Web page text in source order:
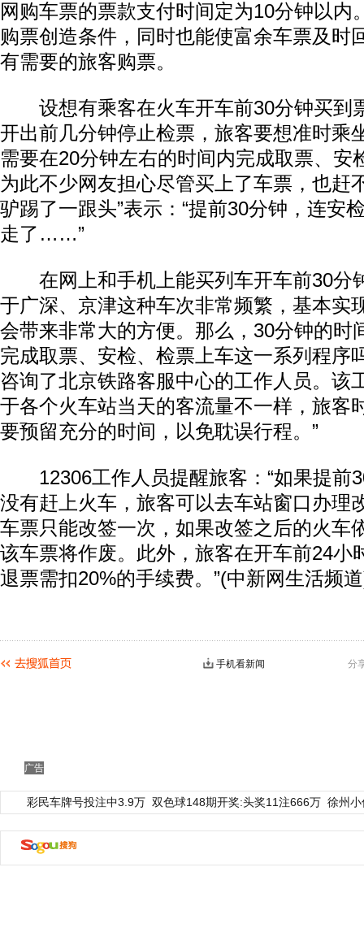
网购车票的票款支付时间定为10分钟以内
购票创造条件，同时也能使富余车票及时
有需要的旅客购票。
设想有乘客在火车开车前30分钟买到
开出前几分钟停止检票，旅客要想准时乘
需要在20分钟左右的时间内完成取票、安
为此不少网友担心尽管买上了车票，也赶
驴踢了一跟头”表示：“提前30分钟，连安
走了……”
在网上和手机上能买列车开车前30分
于广深、京津这种车次非常频繁，基本实
会带来非常大的方便。那么，30分钟的时
完成取票、安检、检票上车这一系列程序
咨询了北京铁路客服中心的工作人员。该
于各个火车站当天的客流量不一样，旅客
要预留充分的时间，以免耽误行程。”
12306工作人员提醒旅客：“如果提前
没有赶上火车，旅客可以去车站窗口办理
车票只能改签一次，如果改签之后的火车
该车票将作废。此外，旅客在开车前24小
退票需扣20%的手续费。”(中新网生活频
分
手机看新闻
广告
彩民车牌号投注中3.9万 双色球148期开奖:头奖11注666万 徐州
动物系恋人啊 | 钟欣潼体验爱情哲学 南